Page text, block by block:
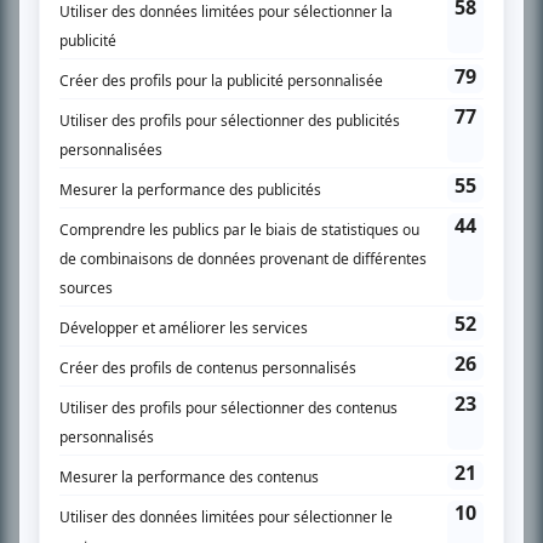
SUR LE RÉSEAU BIZZ MÉDIA
PLAN DU SITE
Accueil
Liste des oeuvres
Recherche avancée
À propos
Nous contacter
Termes et conditions
Politique de confidentialité
Gestion du consentement